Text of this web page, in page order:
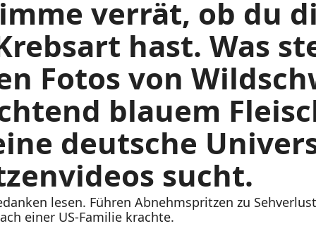
verrät, ob du
hast. Was
Fotos von
blauem
deutsche
sucht.
lesen. Führen Abnehmspritzen zu
einer US-Familie krachte.